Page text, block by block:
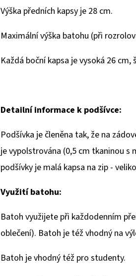
Výška předních kapsy je 28 cm.
Maximální výška batohu (při
Každá boční kapsa je vysoká 26 cm,
Detailní informace k podšívce:
Podšívka je členěna tak, že na
je vypolstrována (0,5 cm tkaninou s
podšívky je malá kapsa na zip -
Využití batohu:
Batoh využijete při každodenním
oblečení). Batoh je též vhodný na
Batoh je vhodný též pro studenty.